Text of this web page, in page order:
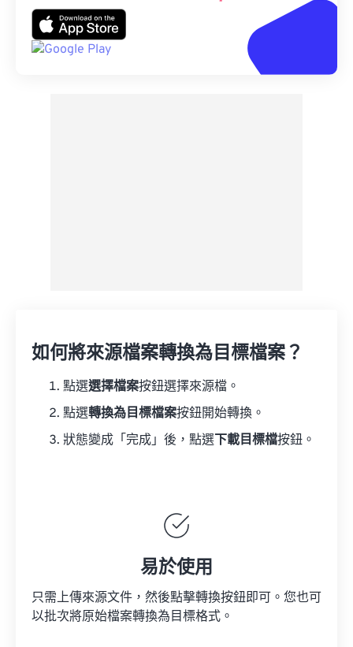
如何將來源檔案轉換為目標檔案？
點選選擇檔案按鈕選擇來源檔。
點選轉換為目標檔案按鈕開始轉換。
狀態變成「完成」後，點選 下載目標檔按鈕。
易於使用
只需上傳來源文件，然後點擊轉換按鈕即可。您也可
以批次將原始檔案轉換為目標格式。